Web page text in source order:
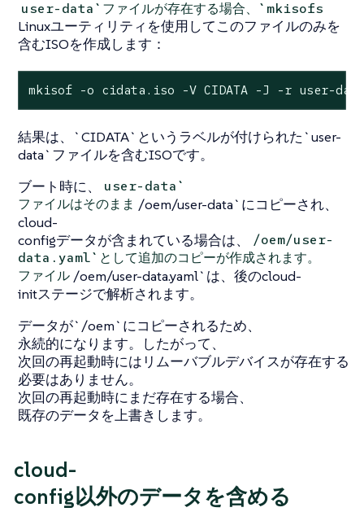
user-data`ファイルが存在する場合、`mkisofs
Linuxユーティリティを使用してこのファイルのみを
含むISOを作成します：
mkisof -o cidata.iso -V CIDATA -J -r user-data
結果は、`CIDATA`というラベルが付けられた`user-
data`ファイルを含むISOです。
ブート時に、
user-data`
ファイルはそのまま /oem/user-data`にコピーされ、
cloud-
configデータが含まれている場合は、
/oem/user-
data.yaml`として追加のコピーが作成されます。
ファイル /oem/user-data.yaml`は、後のcloud-
initステージで解析されます。
データが`/oem`にコピーされるため、
永続的になります。したがって、
次回の再起動時にはリムーバブルデバイスが存在する
必要はありません。
次回の再起動時にまだ存在する場合、
既存のデータを上書きします。
cloud-
config以外のデータを含める